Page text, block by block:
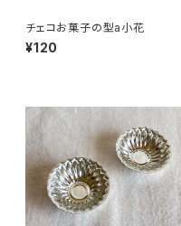
チェコお菓子の型a小花
¥120